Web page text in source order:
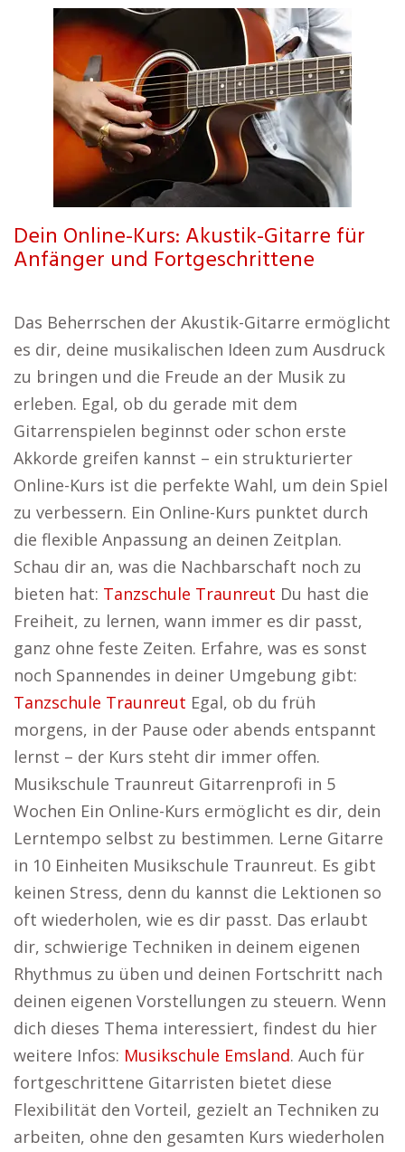
Dein Online-Kurs: Akustik-Gitarre für
Anfänger und Fortgeschrittene
Das Beherrschen der Akustik-Gitarre ermöglicht
es dir, deine musikalischen Ideen zum Ausdruck
zu bringen und die Freude an der Musik zu
erleben. Egal, ob du gerade mit dem
Gitarrenspielen beginnst oder schon erste
Akkorde greifen kannst – ein strukturierter
Online-Kurs ist die perfekte Wahl, um dein Spiel
zu verbessern. Ein Online-Kurs punktet durch
die flexible Anpassung an deinen Zeitplan.
Schau dir an, was die Nachbarschaft noch zu
bieten hat: Tanzschule Traunreut Du hast die
Freiheit, zu lernen, wann immer es dir passt,
ganz ohne feste Zeiten. Erfahre, was es sonst
noch Spannendes in deiner Umgebung gibt:
Tanzschule Traunreut Egal, ob du früh
morgens, in der Pause oder abends entspannt
lernst – der Kurs steht dir immer offen.
Musikschule Traunreut Gitarrenprofi in 5
Wochen Ein Online-Kurs ermöglicht es dir, dein
Lerntempo selbst zu bestimmen. Lerne Gitarre
in 10 Einheiten Musikschule Traunreut. Es gibt
keinen Stress, denn du kannst die Lektionen so
oft wiederholen, wie es dir passt. Das erlaubt
dir, schwierige Techniken in deinem eigenen
Rhythmus zu üben und deinen Fortschritt nach
deinen eigenen Vorstellungen zu steuern. Wenn
dich dieses Thema interessiert, findest du hier
weitere Infos: Musikschule Emsland. Auch für
fortgeschrittene Gitarristen bietet diese
Flexibilität den Vorteil, gezielt an Techniken zu
arbeiten, ohne den gesamten Kurs wiederholen